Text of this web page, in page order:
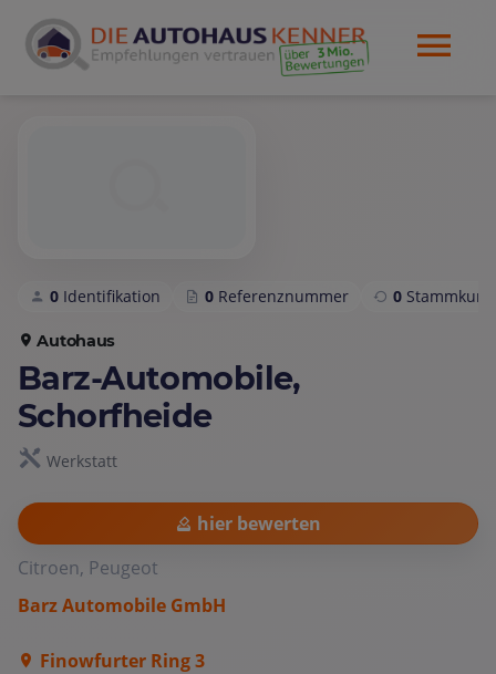
0 Identifikation 0 Referenznummer 0
Autohaus
Barz-Automobile,
Schorfheide
Werkstatt
hier bewerten
Citroen, Peugeot
Barz Automobile GmbH
Finowfurter Ring 3